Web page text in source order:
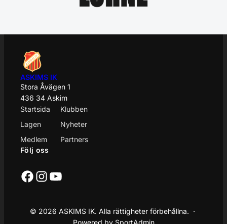
ASKIMS IK
Stora Åvägen 1
436 34 Askim
Startsida
Klubben
Lagen
Nyheter
Medlem
Partners
Följ oss
Facebook
Instagram
YouTube
© 2026 ASKIMS IK. Alla rättigheter förbehållna. ·
Powered by SportAdmin